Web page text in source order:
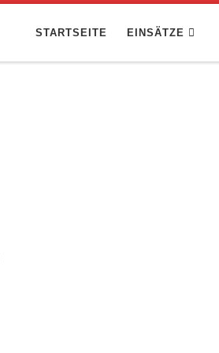
STARTSEITE EINSÄTZE